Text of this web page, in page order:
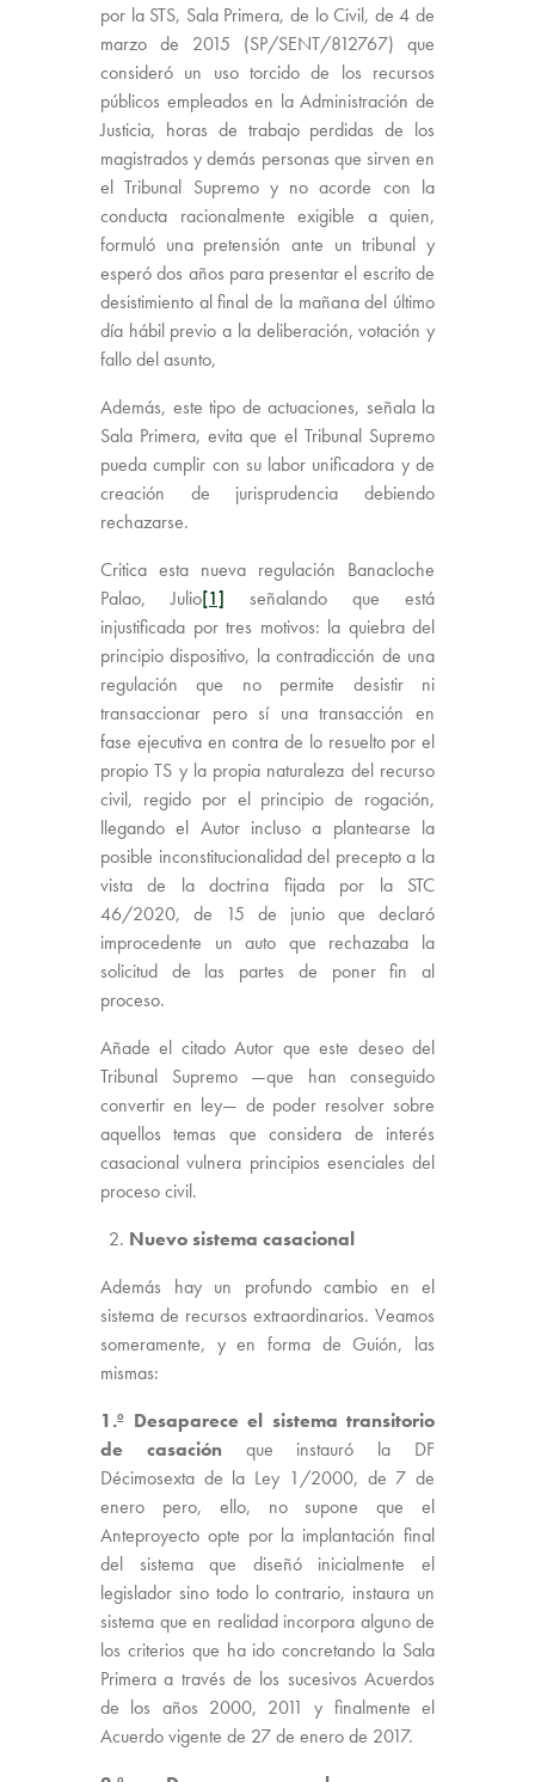
por la STS, Sala Primera, de lo Civil, de 4 de
marzo de 2015 (SP/SENT/812767) que
consideró un uso torcido de los recursos
públicos empleados en la Administración de
Justicia, horas de trabajo perdidas de los
magistrados y demás personas que sirven en
el Tribunal Supremo y no acorde con la
conducta racionalmente exigible a quien,
formuló una pretensión ante un tribunal y
esperó dos años para presentar el escrito de
desistimiento al final de la mañana del último
día hábil previo a la deliberación, votación y
fallo del asunto,
Además, este tipo de actuaciones, señala la
Sala Primera, evita que el Tribunal Supremo
pueda cumplir con su labor unificadora y de
creación de jurisprudencia debiendo
rechazarse.
Critica esta nueva regulación Banacloche
Palao, Julio[1] señalando que está
injustificada por tres motivos: la quiebra del
principio dispositivo, la contradicción de una
regulación que no permite desistir ni
transaccionar pero sí una transacción en
fase ejecutiva en contra de lo resuelto por el
propio TS y la propia naturaleza del recurso
civil, regido por el principio de rogación,
llegando el Autor incluso a plantearse la
posible inconstitucionalidad del precepto a la
vista de la doctrina fijada por la STC
46/2020, de 15 de junio que declaró
improcedente un auto que rechazaba la
solicitud de las partes de poner fin al
proceso.
Añade el citado Autor que este deseo del
Tribunal Supremo —que han conseguido
convertir en ley— de poder resolver sobre
aquellos temas que considera de interés
casacional vulnera principios esenciales del
proceso civil.
Nuevo sistema casacional
Además hay un profundo cambio en el
sistema de recursos extraordinarios. Veamos
someramente, y en forma de Guión, las
mismas:
1.º Desaparece el sistema transitorio
de casaciónque instauró la DF
Décimosexta de la Ley 1/2000, de 7 de
enero pero, ello, no supone que el
Anteproyecto opte por la implantación final
del sistema que diseñó inicialmente el
legislador sino todo lo contrario, instaura un
sistema que en realidad incorpora alguno de
los criterios que ha ido concretando la Sala
Primera a través de los sucesivos Acuerdos
de los años 2000, 2011 y finalmente el
Acuerdo vigente de 27 de enero de 2017.